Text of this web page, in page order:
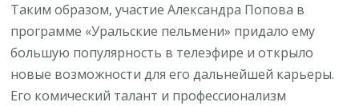
Таким образом, участие Александра Попова в
программе «Уральские пельмени» придало ему
большую популярность в телеэфире и открыло
новые возможности для его дальнейшей карьеры.
Его комический талант и профессионализм